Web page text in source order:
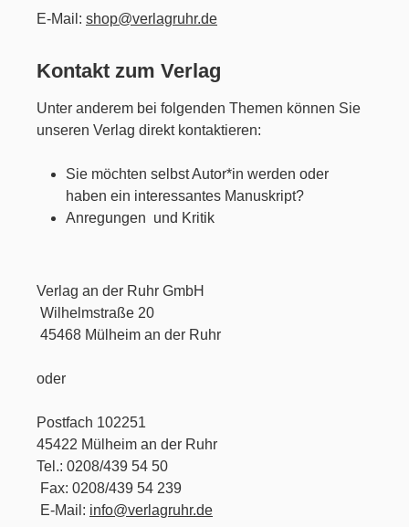
E-Mail: shop@verlagruhr.de
Kontakt zum Verlag
Unter anderem bei folgenden Themen können Sie
unseren Verlag direkt kontaktieren:
Sie möchten selbst Autor*in werden oder
haben ein interessantes Manuskript?
Anregungen und Kritik
Verlag an der Ruhr GmbH
Wilhelmstraße 20
45468 Mülheim an der Ruhr
oder
Postfach 102251
45422 Mülheim an der Ruhr
Tel.: 0208/439 54 50
Fax: 0208/439 54 239
E-Mail: info@verlagruhr.de